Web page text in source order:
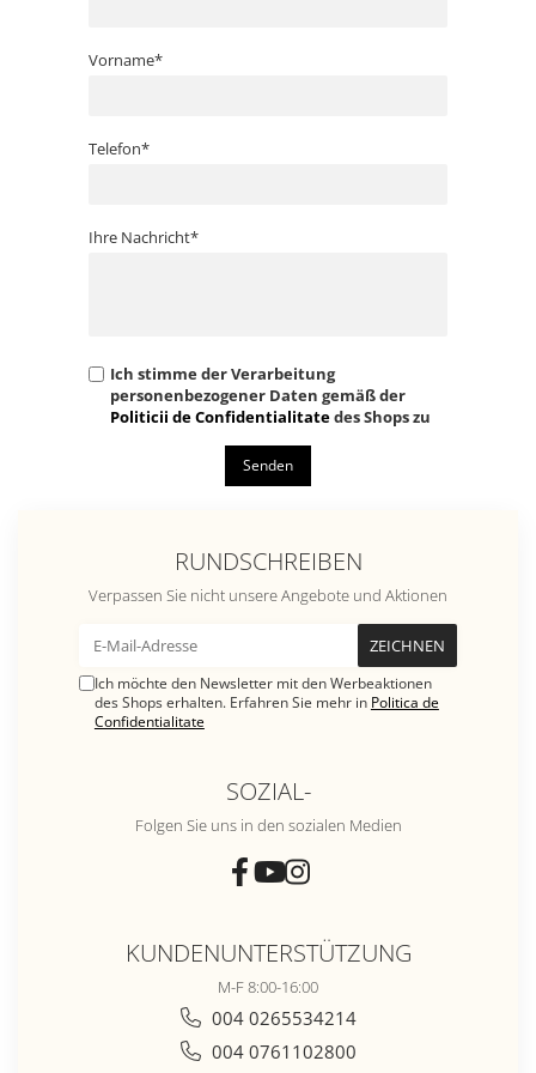
Hersteller ohne Vorankündigung geändert werden
solange der Vorrat reicht.
Vorname*
Telefon*
Ihre Nachricht*
Ich stimme der Verarbeitung
personenbezogener Daten gemäß der
Politicii de Confidentialitatedes Shops zu
Senden
RUNDSCHREIBEN
Verpassen Sie nicht unsere Angebote und Aktionen
Ich möchte den Newsletter mit den Werbeaktionen
des Shops erhalten. Erfahren Sie mehr in Politica de
Confidentialitate
SOZIAL-
Folgen Sie uns in den sozialen Medien
KUNDENUNTERSTÜTZUNG
M-F 8:00-16:00
004 0265534214
004 0761102800